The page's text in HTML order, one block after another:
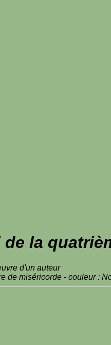
la
d'un auteur
de miséricorde - couleur :